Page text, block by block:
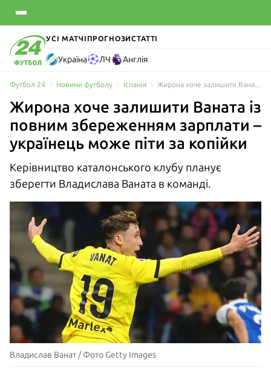
УСІ МАТЧІ ПРОГНОЗИСТАТТІ
Україна ЛЧ Англія
Футбол 24 Новини футболу Іспанія
Жирона хоче залишити Ваната із
повним збереженням зарплати –
українець може піти за копійки
Керівництво каталонського клубу планує
зберегти Владислава Ваната в команді.
Владислав Ванат / Фото Getty Images